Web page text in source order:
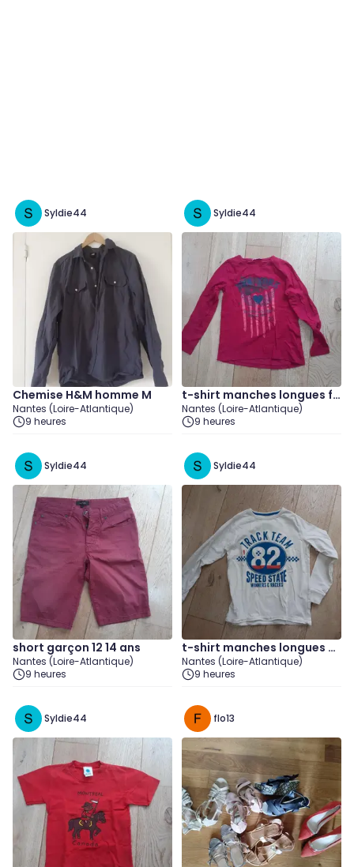
Syldie44
Chemise H&M homme M
Nantes (Loire-Atlantique)
9 heures
Syldie44
t-shirt manches longues fil
le 12 ans
Nantes (Loire-Atlantique)
9 heures
Syldie44
short garçon 12 14 ans
Nantes (Loire-Atlantique)
9 heures
Syldie44
t-shirt manches longues g
arçon 10 12 ans
Nantes (Loire-Atlantique)
9 heures
Syldie44 flo13